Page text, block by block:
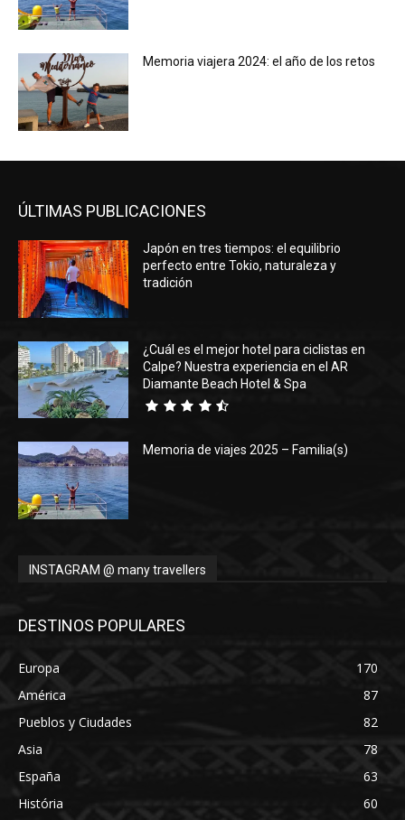
Memoria viajera 2024: el año de los retos
ÚLTIMAS PUBLICACIONES
Japón en tres tiempos: el equilibrio
perfecto entre Tokio, naturaleza y
tradición
¿Cuál es el mejor hotel para ciclistas en
Calpe? Nuestra experiencia en el AR
Diamante Beach Hotel & Spa
Memoria de viajes 2025 – Familia(s)
INSTAGRAM @ many travellers
DESTINOS POPULARES
Europa
170
América
87
Pueblos y Ciudades
82
Asia
78
España
63
História
60